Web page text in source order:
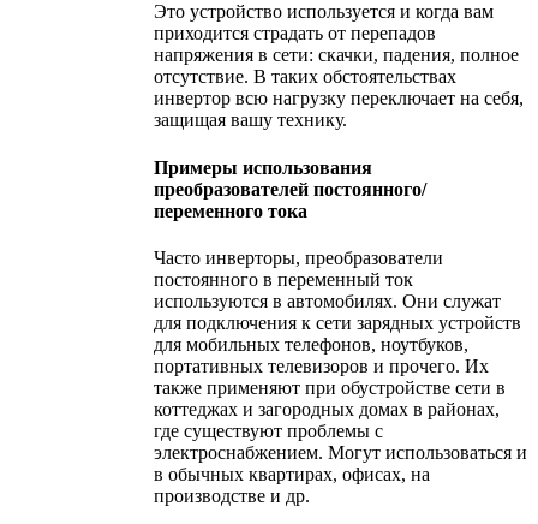
Это устройство используется и когда вам
приходится страдать от перепадов
напряжения в сети: скачки, падения, полное
отсутствие. В таких обстоятельствах
инвертор всю нагрузку переключает на себя,
защищая вашу технику.
Примеры использования
преобразователей постоянного/
переменного тока
Часто инверторы, преобразователи
постоянного в переменный ток
используются в автомобилях. Они служат
для подключения к сети зарядных устройств
для мобильных телефонов, ноутбуков,
портативных телевизоров и прочего. Их
также применяют при обустройстве сети в
коттеджах и загородных домах в районах,
где существуют проблемы с
электроснабжением. Могут использоваться и
в обычных квартирах, офисах, на
производстве и др.